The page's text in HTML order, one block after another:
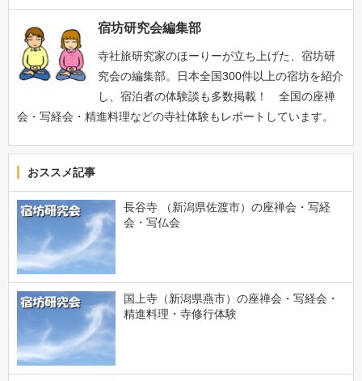
宿坊研究会編集部
寺社旅研究家のほーりーが立ち上げた、宿坊研
究会の編集部。日本全国300件以上の宿坊を紹介
し、宿泊者の体験談も多数掲載！ 全国の座禅
会・写経会・精進料理などの寺社体験もレポートしています。
おススメ記事
長谷寺 （新潟県佐渡市）の座禅会・写経
会・写仏会
国上寺（新潟県燕市）の座禅会・写経会・
精進料理・寺修行体験